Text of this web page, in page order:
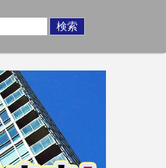
短期ではあるが相場より
が解決致します！